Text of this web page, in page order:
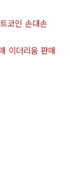
코인 손대손
이더리움 판매